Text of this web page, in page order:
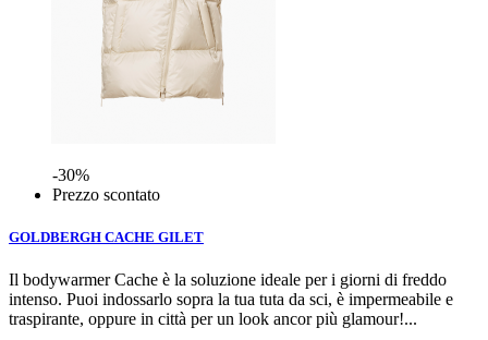
-30%
Prezzo scontato
GOLDBERGH CACHE GILET
Il bodywarmer Cache è la soluzione ideale per i giorni di freddo
intenso. Puoi indossarlo sopra la tua tuta da sci, è impermeabile e
traspirante, oppure in città per un look ancor più glamour!...